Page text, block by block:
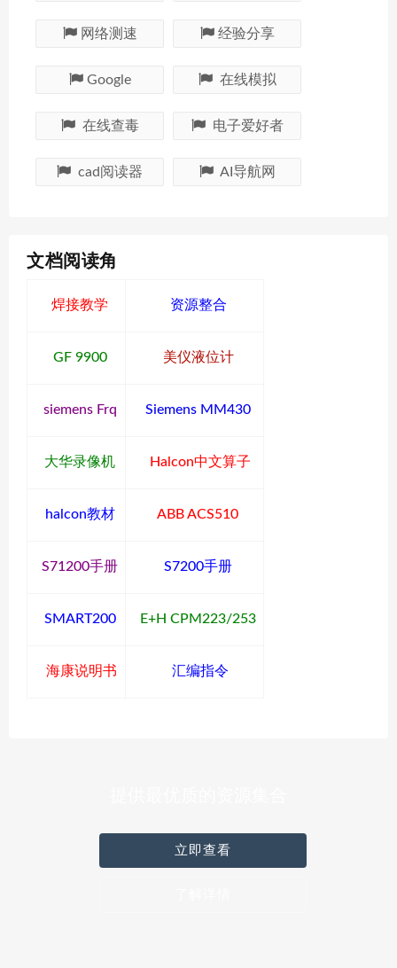
网络测速 经验分享
Google 在线模拟
在线查毒 电子爱好者
cad阅读器 AI导航网
文档阅读角
焊接教学 资源整合
GF 9900 美仪液位计
siemens Frq Siemens MM430
大华录像机 Halcon中文算子
halcon教材 ABB ACS510
S71200手册 S7200手册
SMART200 E+H CPM223/253
海康说明书 汇编指令
立即查看